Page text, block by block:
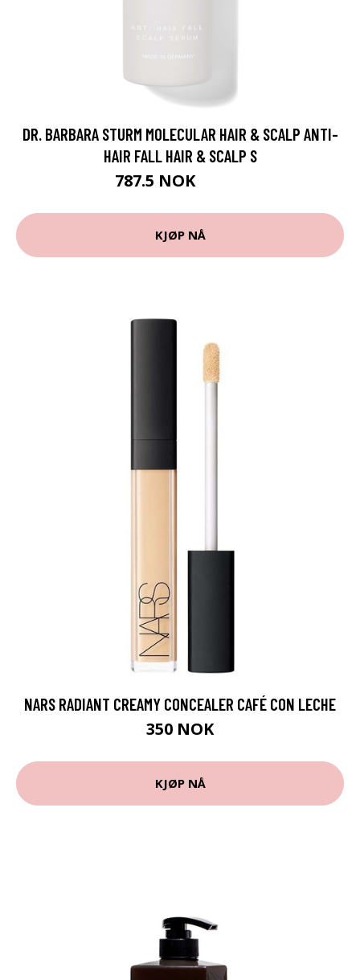
DR. BARBARA STURM MOLECULAR HAIR & SCALP ANTI-
HAIR FALL HAIR & SCALP S
787.5 NOK
KJØP NÅ
NARS RADIANT CREAMY CONCEALER CAFÉ CON LECHE
350 NOK
KJØP NÅ